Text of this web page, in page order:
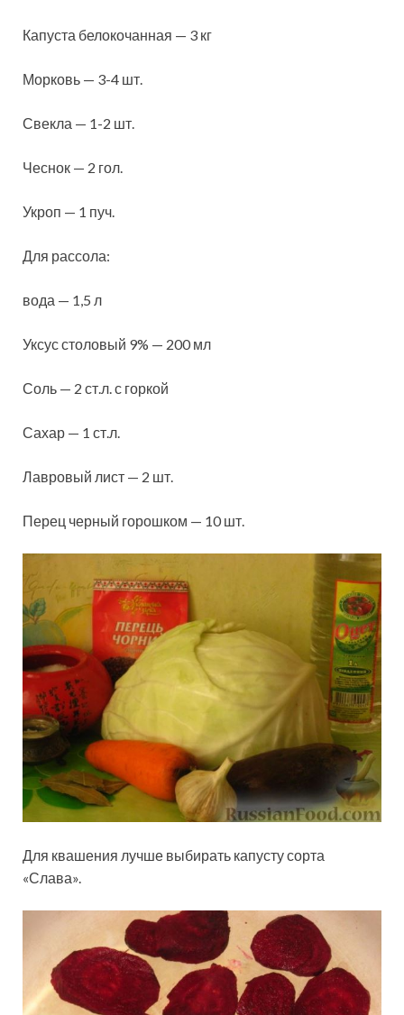
Капуста белокочанная — 3 кг
Морковь — 3-4 шт.
Свекла — 1-2 шт.
Чеснок — 2 гол.
Укроп — 1 пуч.
Для рассола:
вода — 1,5 л
Уксус столовый 9% — 200 мл
Соль — 2 ст.л. с горкой
Сахар — 1 ст.л.
Лавровый лист — 2 шт.
Перец черный горошком — 10 шт.
Для квашения лучше выбирать капусту сорта
«Слава».